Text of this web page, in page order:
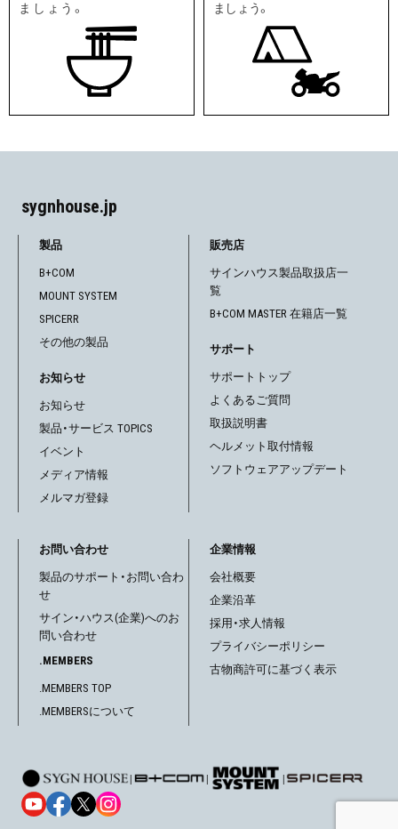
ましょう。
ましょう。
sygnhouse.jp
製品
B+COM
MOUNT SYSTEM
SPICERR
その他の製品
お知らせ
お知らせ
製品・サービス TOPICS
イベント
メディア情報
メルマガ登録
販売店
サインハウス製品取扱店一
覧
B+COM MASTER 在籍店一覧
サポート
サポートトップ
よくあるご質問
取扱説明書
ヘルメット取付情報
ソフトウェアアップデート
お問い合わせ
製品のサポート・お問い合わ
せ
サイン・ハウス(企業)へのお
問い合わせ
.MEMBERS
.MEMBERS TOP
.MEMBERSについて
企業情報
会社概要
企業沿革
採用・求人情報
プライバシーポリシー
古物商許可に基づく表示
| | |